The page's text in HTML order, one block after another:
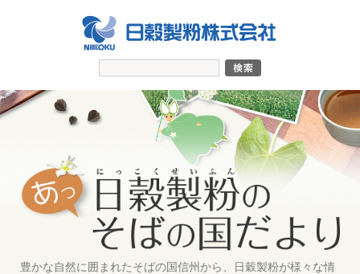
豊かな自然に囲まれたそばの国信州から、日穀製粉が様々な情